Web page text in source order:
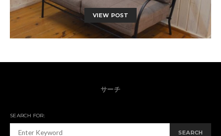
VIEW POST
サーチ
SEARCH FOR:
SEARCH